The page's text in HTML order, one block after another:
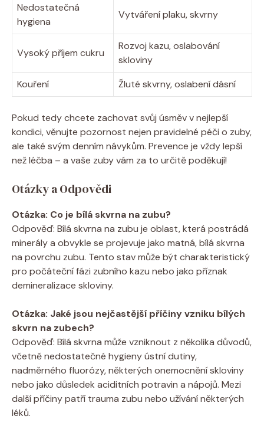
Nedostatečná
hygiena
Vytváření plaku, skvrny
Vysoký příjem cukru
Rozvoj kazu, oslabování
skloviny
Kouření
Žluté skvrny, oslabení dásní
Pokud tedy chcete zachovat svůj úsměv v nejlepší
kondici, věnujte pozornost nejen pravidelné péči o zuby,
ale také svým denním návykům. Prevence je vždy lepší
než léčba – a vaše zuby vám za to určitě poděkují!
Otázky a Odpovědi
Otázka: Co je bílá skvrna na zubu?
Odpověď: Bílá skvrna na zubu je oblast, která postrádá
minerály a obvykle se projevuje jako matná, bílá skvrna
na povrchu zubu. Tento stav může být charakteristický
pro počáteční fázi zubního kazu nebo jako příznak
demineralizace skloviny.
Otázka: Jaké jsou nejčastější příčiny vzniku bílých
skvrn na zubech?
Odpověď: Bílá skvrna může vzniknout z několika důvodů,
včetně nedostatečné hygieny ústní dutiny,
nadměrného fluorózy, některých onemocnění skloviny
nebo jako důsledek aciditních potravin a nápojů. Mezi
další příčiny patří trauma zubu nebo užívání některých
léků.